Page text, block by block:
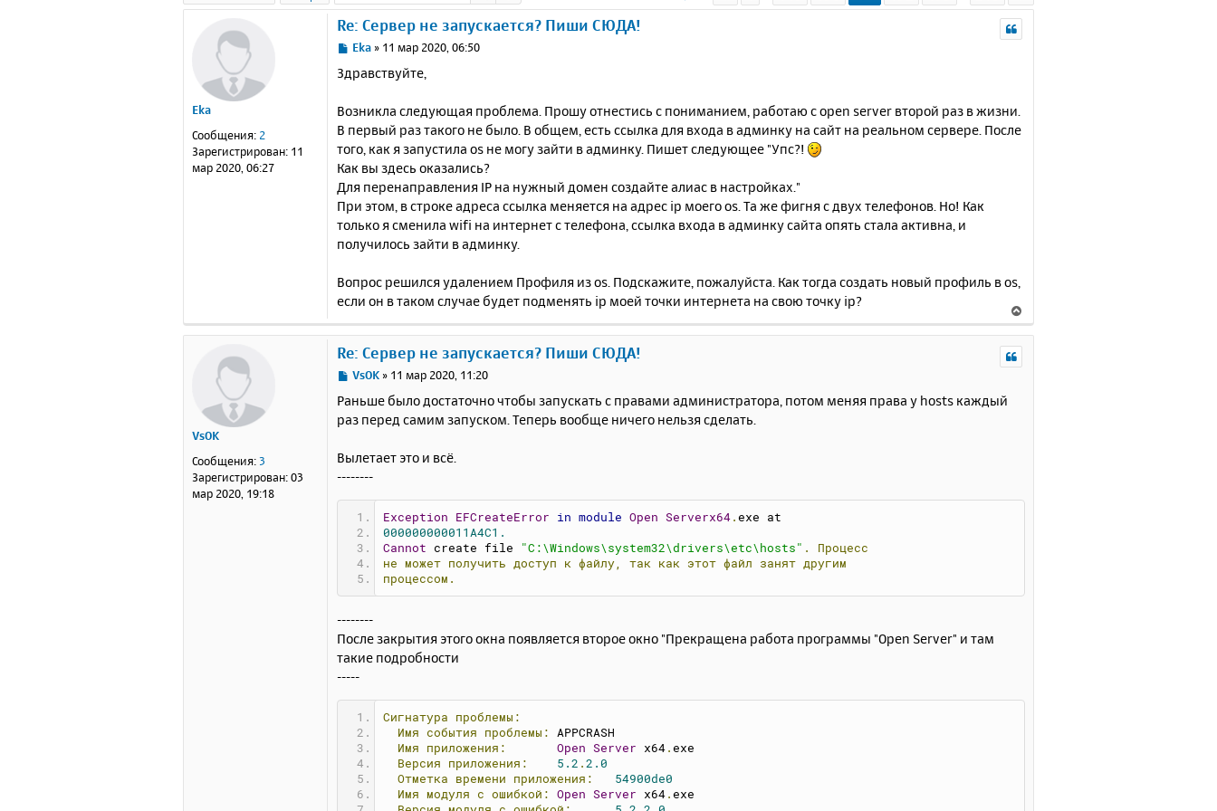
Eka
Сообщения: 2
Зарегистрирован: 11
мар 2020, 06:27
Re: Сервер не запускается? Пиши СЮДА!
С
о
щ
е
н
е
Eka » 11 мар 2020, 06:50
Здравствуйте,
Возникла следующая проблема. Прошу отнестись с пониманием, работаю с open server второй раз в жизни.
В первый раз такого не было. В общем, есть ссылка для входа в админку на сайт на реальном сервере. После
того, как я запустила os не могу зайти в админку. Пишет следующее "Упс?!
Как вы здесь оказались?
Для перенаправления IP на нужный домен создайте алиас в настройках."
При этом, в строке адреса ссылка меняется на адрес ip моего os. Та же фигня с двух телефонов. Но! Как
только я сменила wifi на интернет с телефона, ссылка входа в админку сайта опять стала активна, и
получилось зайти в админку.
Вопрос решился удалением Профиля из os. Подскажите, пожалуйста. Как тогда создать новый профиль в os,
если он в таком случае будет подменять ip моей точки интернета на свою точку ip?
е
VsOK
Сообщения:3
Зарегистрирован:03
мар 2020, 19:18
Re: Сервер не запускается? Пиши СЮДА!
С
о
б
е
е
VsOK » 11 мар 2020, 11:20
Раньше было достаточно чтобы запускать с правами администратора, потом меняя права у hosts каждый
раз перед самим запуском. Теперь вообще ничего нельзя сделать.
Вылетает это и всё.
--------
Exception EFCreateError in module Open Serverx64 . exe at
000000000011A4C1.
Cannot create file "C:\Windows\system32\drivers\etc\hosts" .
Процесс
не может получить доступ к файлу, так как этот файл занят другим
процессом.
--------
После закрытия этого окна появляется второе окно "Прекращена работа программы "Open Server" и там
такие подробности
-----
Сигнатура
проблемы:
Имя
события проблемы:
	APPCRASH
Имя
приложения: Open Server x64 . exe
Версия
приложения: 5.2 . 2.0
Отметка
времени приложения:
54900de0
Имя модуля с ошибкой: Open Server x64 . exe